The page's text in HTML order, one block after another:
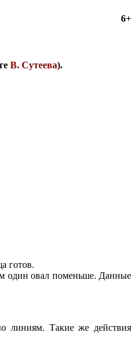
6+
В. Сутеева).
готов.
один овал поменьше. Данные
линиям. Такие же действия